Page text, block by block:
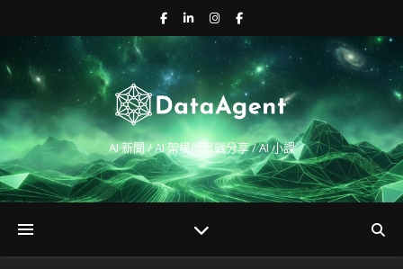
AI 新聞 / AI 架構師實戰分享 / AI 小課